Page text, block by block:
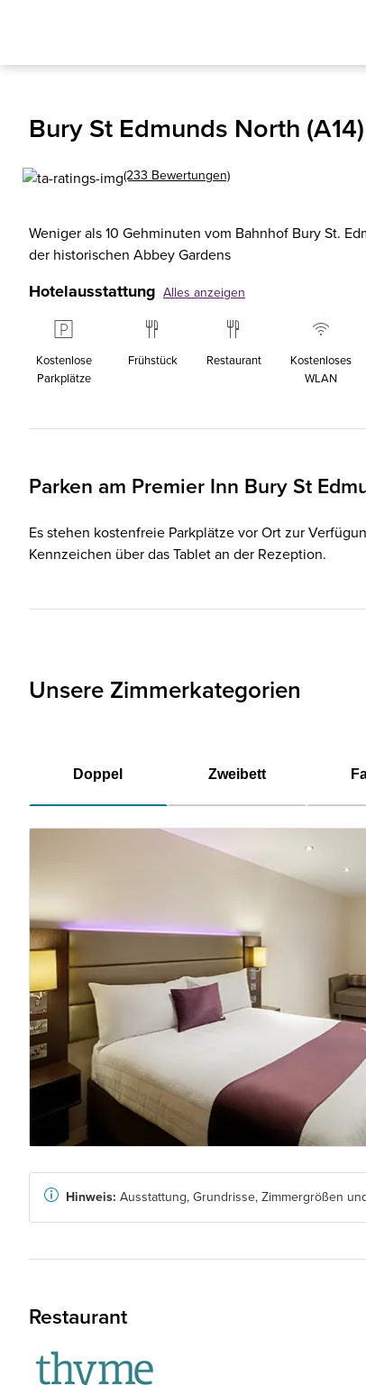
Bury St Edmunds North
(233 Bewertungen)
Weniger als 10 Gehminuten vom Bahnhof Bury St.
der historischen Abbey Gardens
Hotelausstattung Alles anzeigen
Kostenlose
Parkplätze
Frühstück Restaurant
Kostenloses
WLAN
Parken am Premier Inn Bury St
Es stehen kostenfreie Parkplätze vor Ort zur
Kennzeichen über das Tablet an der Rezeption.
Unsere Zimmerkategorien
Doppel Zweibett
Hinweis: Ausstattung, Grundrisse, Zimmergrößen
Restaurant